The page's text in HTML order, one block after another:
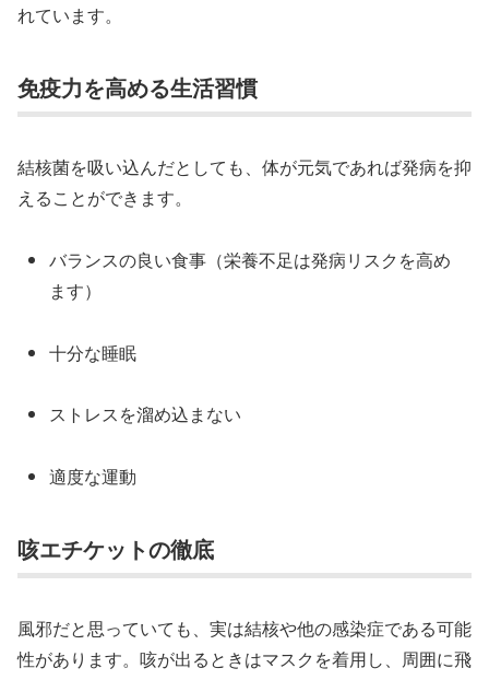
れています。
免疫力を高める生活習慣
結核菌を吸い込んだとしても、体が元気であれば発病を抑
えることができます。
バランスの良い食事（栄養不足は発病リスクを高め
ます）
十分な睡眠
ストレスを溜め込まない
適度な運動
咳エチケットの徹底
風邪だと思っていても、実は結核や他の感染症である可能
性があります。咳が出るときはマスクを着用し、周囲に飛